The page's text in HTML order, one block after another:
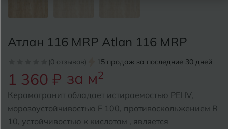
Атлан 116 MRP Atlan 116 MRP
(0 отзывов) 15 продаж за последние 30 дней
1 360 ₽ за м2
Керамогранит обладает истираемостью PEI IV,
морозоустойчивостью F 100, противоскольжением R
10, устойчивостью к кислотам , является
Алушта
Альметьевск
Армавир
Б Барнаул
Подольск
Псков